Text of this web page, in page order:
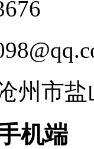
州市
机端